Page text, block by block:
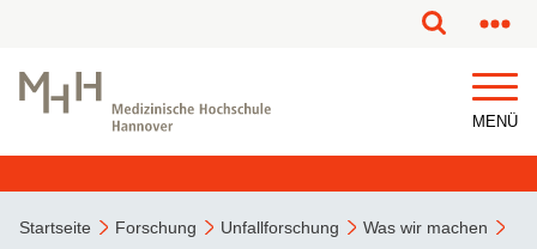
MENÜ
Startseite Forschung Unfallforschung
Was wir machen